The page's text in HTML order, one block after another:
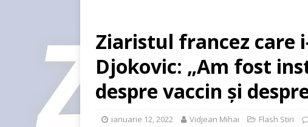
Ziaristul francez care
Djokovic: „Am fost
despre vaccin și
ianuarie 12, 2022 Vidjean Mihai Flash Stiri